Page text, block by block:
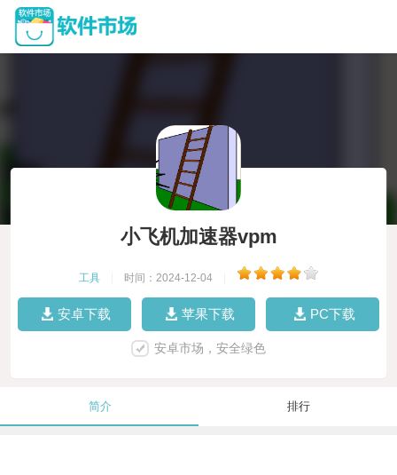
小飞机加速器vpm
工具 时间：2024-12-04
安卓下载 苹果下载 PC下载
安卓市场，安全绿色
简介 排行